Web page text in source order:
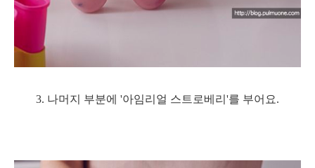
3. 나머지 부분에 '아임리얼 스트로베리'를 부어요.